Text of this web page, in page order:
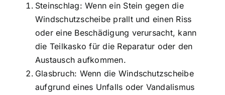
Steinschlag: Wenn ein Stein gegen die
Windschutzscheibe prallt und einen Riss
oder eine Beschädigung verursacht, kann
die Teilkasko für die Reparatur oder den
Austausch aufkommen.
Glasbruch: Wenn die Windschutzscheibe
aufgrund eines Unfalls oder Vandalismus